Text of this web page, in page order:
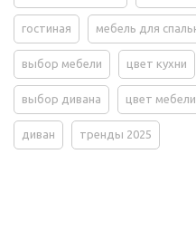
гостиная мебель для
выбор мебели цвет кухни
выбор дивана цвет мебели
диван тренды 2025